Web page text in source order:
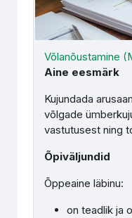
Võlanõustamine
Aine eesmärk
Kujundada
võlgade
vastutusest ning
Õpiväljundid
Õppeaine läbinu:
on teadlik ja